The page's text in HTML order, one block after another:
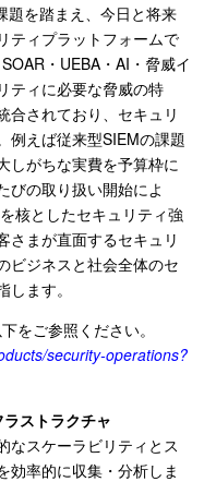
題を踏まえ、今日と将来
ティプラットフォームで
SOAR ・ UEBA ・AI ・脅威イ
ティに必要な脅威の特
合されており、セキュリ
例えば従来型SIEMの課題
しがちな実費を予算枠に
びの取り扱い開始によ
を核としたセキュリティ強
さまが直面するセキュリ
ビジネスと社会全体のセ
ます。
をご参照ください。
security-operations?
ストラクチャ
なスケーラビリティとス
効率的に収集・分析しま